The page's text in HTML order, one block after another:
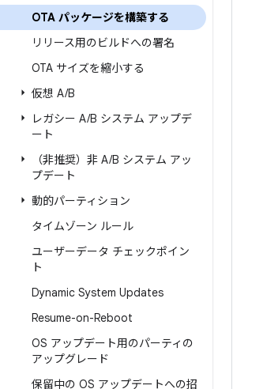
OTA パッケージを構築する
リリース用のビルドへの署名
OTA サイズを縮小する
仮想 A/B
レガシー A/B システム アップデ
ート
（非推奨）非 A/B システム アッ
プデート
動的パーティション
タイムゾーン ルール
ユーザーデータ チェックポイン
ト
Dynamic System Updates
Resume-on-Reboot
OS アップデート用のパーティの
アップグレード
保留中の OS アップデートへの招